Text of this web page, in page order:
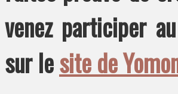
venez participer
sur lesite de